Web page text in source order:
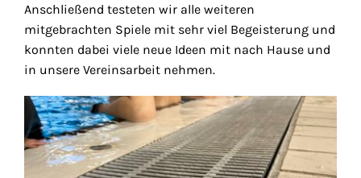
Anschließend testeten wir alle weiteren
mitgebrachten Spiele mit sehr viel Begeisterung und
konnten dabei viele neue Ideen mit nach Hause und
in unsere Vereinsarbeit nehmen.